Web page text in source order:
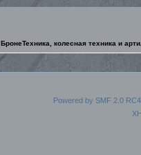
БронеТехника, колесная техника и
Powered by SMF 2.0 RC4